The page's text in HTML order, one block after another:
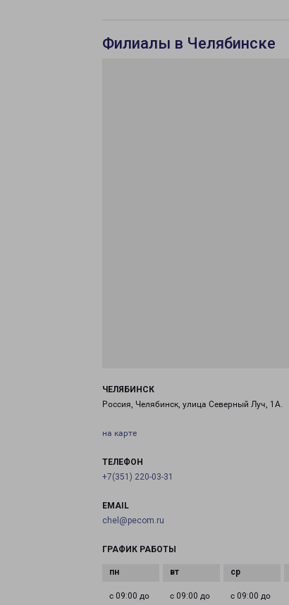
Филиалы в Челябинске
ЧЕЛЯБИНСК
Россия, Челябинск, улица Северный Луч, 1А.
на карте
ТЕЛЕФОН
+7(351) 220-03-31
EMAIL
chel@pecom.ru
ГРАФИК РАБОТЫ
с 09:00 до
с 09:00 до
с 09:00 до